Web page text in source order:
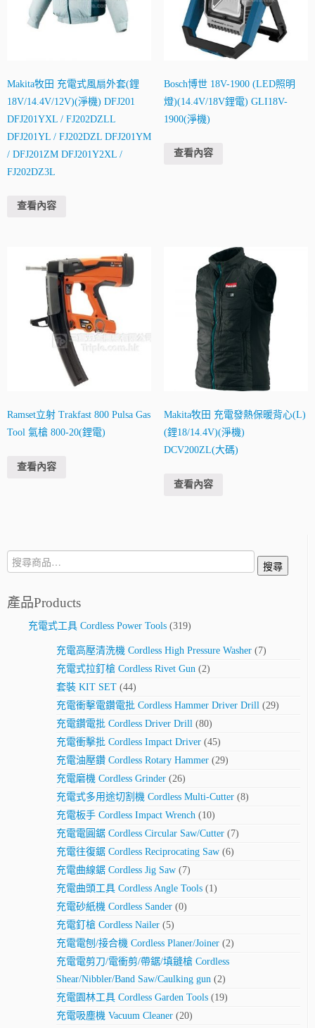
Makita牧田 充電式風扇外套(鋰
18V/14.4V/12V)(淨機) DFJ201
DFJ201YXL / FJ202DZLL
DFJ201YL / FJ202DZL DFJ201YM
/ DFJ201ZM DFJ201Y2XL /
FJ202DZ3L
查看內容
Bosch博世 18V-1900 (LED照明
燈)(14.4V/18V鋰電) GLI18V-
1900(淨機)
查看內容
Ramset立射 Trakfast 800 Pulsa Gas
Tool 氣槍 800-20(鋰電)
查看內容
Makita牧田 充電發熱保暖背心(L)
(鋰18/14.4V)(淨機)
DCV200ZL(大碼)
查看內容
搜
尋:
搜尋
產品Products
充電式工具 Cordless Power Tools (319)
充電高壓清洗機 Cordless High Pressure Washer (7)
充電式拉釘槍 Cordless Rivet Gun (2)
套裝 KIT SET (44)
充電衝擊電鑽電批 Cordless Hammer Driver Drill (29)
充電鑽電批 Cordless Driver Drill (80)
充電衝擊批 Cordless Impact Driver (45)
充電油壓鑽 Cordless Rotary Hammer (29)
充電磨機 Cordless Grinder (26)
充電式多用途切割機 Cordless Multi-Cutter (8)
充電板手 Cordless Impact Wrench (10)
充電電圓鋸 Cordless Circular Saw/Cutter (7)
充電往復鋸 Cordless Reciprocating Saw (6)
充電曲線鋸 Cordless Jig Saw (7)
充電曲頭工具 Cordless Angle Tools (1)
充電砂紙機 Cordless Sander (0)
充電釘槍 Cordless Nailer (5)
充電電刨/接合機 Cordless Planer/Joiner (2)
充電電剪刀/電衝剪/帶鋸/填鏠槍 Cordless
Shear/Nibbler/Band Saw/Caulking gun (2)
充電園林工具 Cordless Garden Tools (19)
充電吸塵機 Vacuum Cleaner (20)